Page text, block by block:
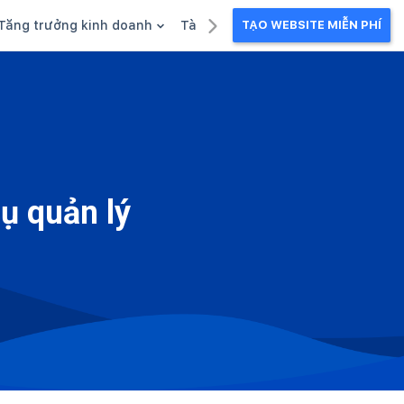
trưởng kinh doanh Tài liệu kinh doanhTẠO WEBSITE MIỄN PHÍ
quản lý